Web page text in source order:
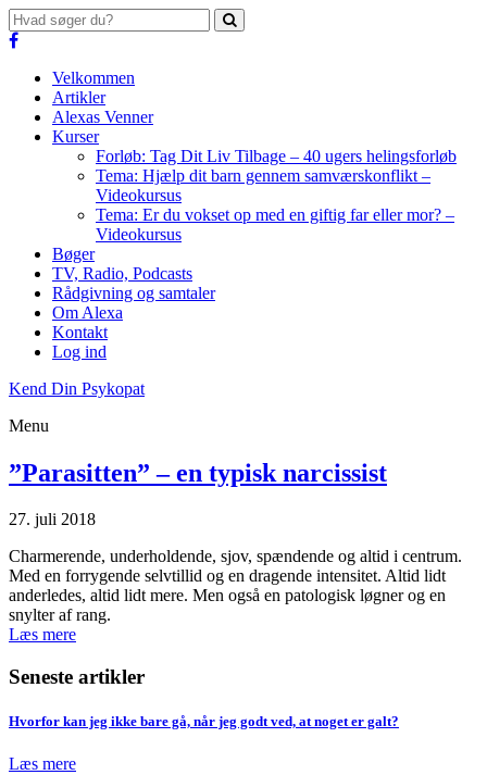
Velkommen
Artikler
Alexas Venner
Kurser
Forløb: Tag Dit Liv Tilbage – 40 ugers helingsforløb
Tema: Hjælp dit barn gennem samværskonflikt –
Videokursus
Tema: Er du vokset op med en giftig far eller mor? –
Videokursus
Bøger
TV, Radio, Podcasts
Rådgivning og samtaler
Om Alexa
Kontakt
Log ind
Kend Din Psykopat
Menu
”Parasitten” – en typisk narcissist
27. juli 2018
Charmerende, underholdende, sjov, spændende og altid i centrum.
Med en forrygende selvtillid og en dragende intensitet. Altid lidt
anderledes, altid lidt mere. Men også en patologisk løgner og en
snylter af rang.
Læs mere
Seneste artikler
Hvorfor kan jeg ikke bare gå, når jeg godt ved, at noget er galt?
Læs mere